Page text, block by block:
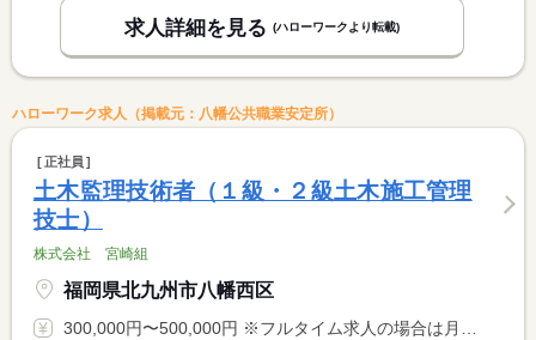
求人詳細を見る (ハローワークより転載)
ハローワーク求人（掲載元：八幡公共職業安定所）
正社員
土木監理技術者（１級・２級土木施工管理
技士）
株式会社 宮崎組
福岡県北九州市八幡西区
300,000円〜500,000円 ※フルタイム求人の場合は月額（換算額）、パート求人の場合は時間額を表示しています。